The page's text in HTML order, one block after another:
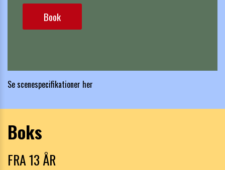
Book
Se scenespecifikationer her
Boks
FRA 13 ÅR